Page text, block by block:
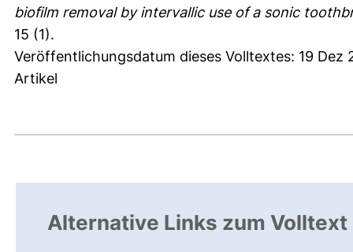
biofilm removal by intervallic use of a sonic
15 (1).
Veröffentlichungsdatum dieses Volltextes: 19 Dez
Artikel
Alternative Links zum Volltext